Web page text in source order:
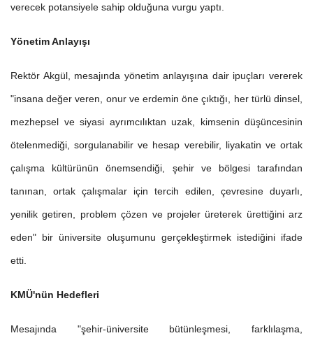
verecek potansiyele sahip olduğuna vurgu yaptı.
Yönetim Anlayışı
Rektör Akgül, mesajında yönetim anlayışına dair ipuçları vererek
"insana değer veren, onur ve erdemin öne çıktığı, her türlü dinsel,
mezhepsel ve siyasi ayrımcılıktan uzak, kimsenin düşüncesinin
ötelenmediği, sorgulanabilir ve hesap verebilir, liyakatin ve ortak
çalışma kültürünün önemsendiği, şehir ve bölgesi tarafından
tanınan, ortak çalışmalar için tercih edilen, çevresine duyarlı,
yenilik getiren, problem çözen ve projeler üreterek ürettiğini arz
eden" bir üniversite oluşumunu gerçekleştirmek istediğini ifade
etti.
KMÜ'nün Hedefleri
Mesajında "şehir-üniversite bütünleşmesi, farklılaşma,